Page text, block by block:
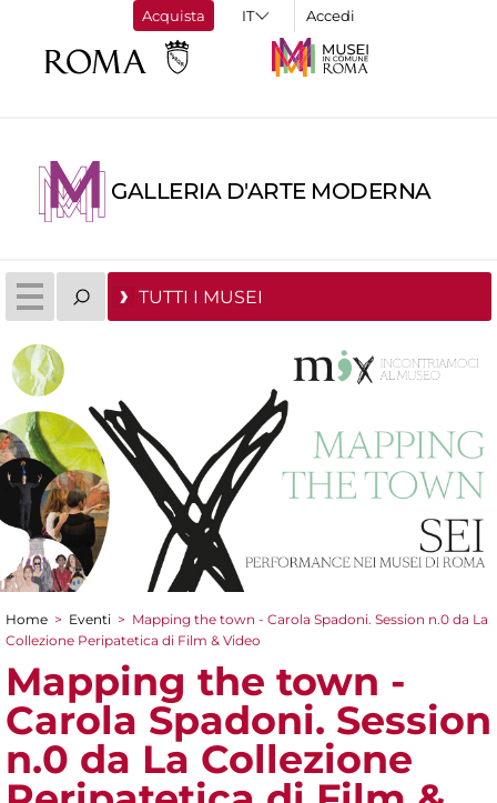
Acquista Accedi
GALLERIA D'ARTE MODERNA
TUTTI I MUSEI
Tu sei qui
Home > Eventi > Mapping the town - Carola Spadoni. Session n.0 da La
Collezione Peripatetica di Film & Video
Mapping the town -
Carola Spadoni. Session
n.0 da La Collezione